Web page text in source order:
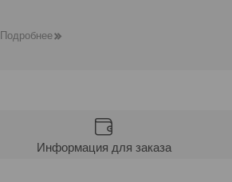
Подробнее
Информация для заказа